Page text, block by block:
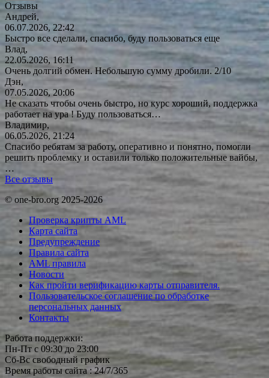
Отзывы
Андрей,
06.07.2026, 22:42
Быстро все сделали, спасибо, буду пользоваться еще
Влад,
22.05.2026, 16:11
Очень долгий обмен. Небольшую сумму дробили. 2/10
Дэн,
07.05.2026, 20:06
Не сказать чтобы очень быстро, но курс хороший, поддержка
работает на ура ! Буду пользоваться…
Владимир,
06.05.2026, 21:24
Спасибо ребятам за работу, оперативно и понятно, помогли
решить проблемку и оставили только положительные вайбы,
…
Все отзывы
© one-bro.org 2025-2026
Проверка крипты AML
Карта сайта
Предупреждение
Правила сайта
AML правила
Новости
Как пройти верификацию карты отправителя.
Пользовательское соглашение по обработке
персональных данных
Контакты
Работа поддержки:
Пн-Пт с 09:30 до 23:00
Сб-Вс свободный график
Время работы сайта : 24/7/365